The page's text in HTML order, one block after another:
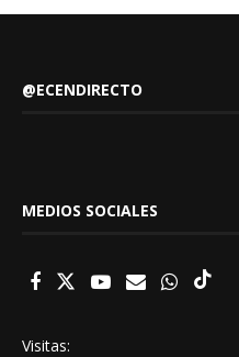
@ECENDIRECTO
MEDIOS SOCIALES
Visitas: